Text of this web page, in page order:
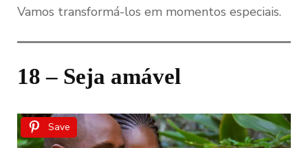
Vamos transformá-los em momentos especiais.
18 – Seja amável
Save